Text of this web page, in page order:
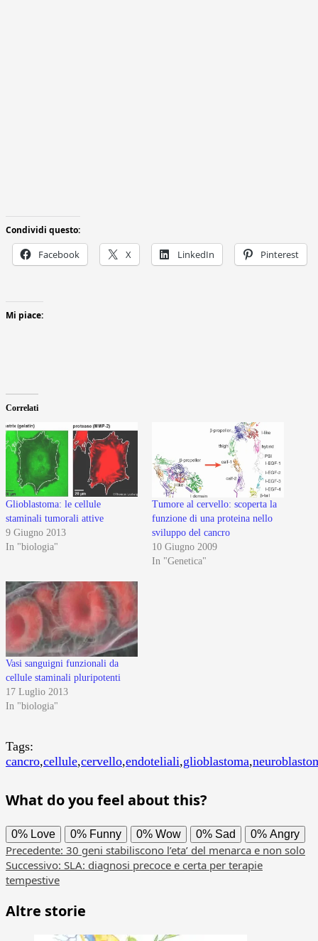
Condividi questo:
Facebook X LinkedIn Pinterest
Mi piace:
Correlati
Glioblastoma: le cellule
staminali tumorali attive
9 Giugno 2013
In "biologia"
Tumore al cervello: scoperta la
funzione di una proteina nello
sviluppo del cancro
10 Giugno 2009
In "Genetica"
Vasi sanguigni funzionali da
cellule staminali pluripotenti
17 Luglio 2013
In "biologia"
Tags:
cancro,cellule,cervello,endoteliali,glioblastoma,
What do you feel about this?
0% Love 0% Funny 0% Wow 0% Sad 0% Angry
Navigazione
articolo
Precedente: 30 geni stabiliscono l’eta’ del menarca e non solo
Successivo: SLA: diagnosi precoce e certa per terapie
tempestive
Altre storie